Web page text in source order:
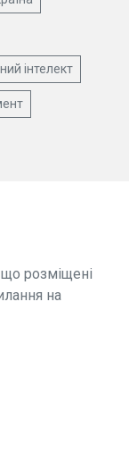
інтелект
розміщені
на